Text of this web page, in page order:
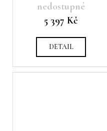
nedostupné
5 397 Kč
DETAIL